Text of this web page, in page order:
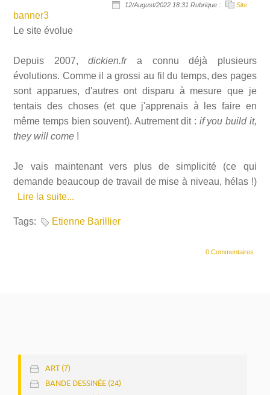
12/August/2022 18:31 Rubrique : Site
banner3
Le site évolue
Depuis 2007,dickien.fr a connu déjà plusieurs
évolutions. Comme il a grossi au fil du temps, des pages
sont apparues, d'autres ont disparu à mesure que je
tentais des choses (et que j'apprenais à les faire en
même temps bien souvent). Autrement dit : if you build it,
they will come !
Je vais maintenant vers plus de simplicité (ce qui
demande beaucoup de travail de mise à niveau, hélas !)
Lire la suite...
Tags: Etienne Barillier
0 Commentaires
ART (7)
BANDE DESSINÉE (24)